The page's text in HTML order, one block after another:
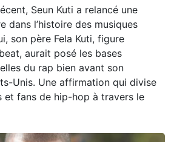
Seun Kuti a relancé une
dans l’histoire des musiques
son père Fela Kuti, figure
aurait posé les bases
du rap bien avant son
Unis. Une affirmation qui divise
et fans de hip-hop à travers le